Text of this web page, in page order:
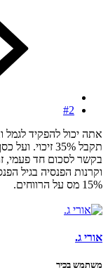
#2
אתה יכול להפקיד לגמל
תקבל 35% זיכוי. ועל כסף שיופנה לניכוי, תקבל בהתאם למס השולי שלך.
בקשר לסכום חד פעמי,
15% מס על הרווחים.
אורי ג.
משתמש בכיר